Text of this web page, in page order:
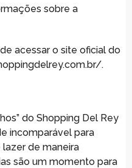
sobre a
acessar o site oficial do
.
do Shopping Del Rey
incomparável para
de maneira
são um momento para